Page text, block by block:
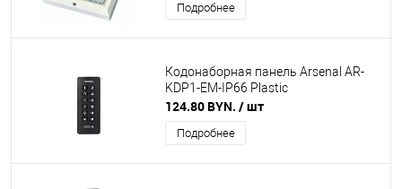
Подробнее
Кодонаборная панель Arsenal AR-
KDP1-EM-IP66 Plastic
124.80 BYN. / шт
Подробнее